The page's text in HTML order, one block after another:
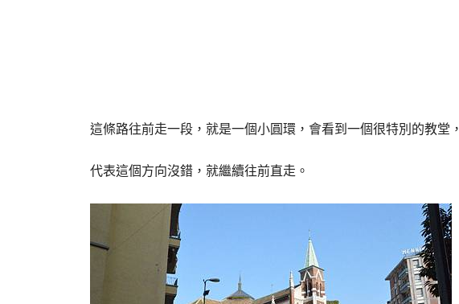
這條路往前走一段，就是一個小圓環，會看到一個很特別的教堂，
代表這個方向沒錯，就繼續往前直走。